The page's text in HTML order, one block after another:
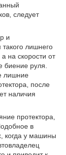
следует
и
лишнего
на скорости от
биение руля.
лишние
после
наличия
протектора,
в
когда у машины